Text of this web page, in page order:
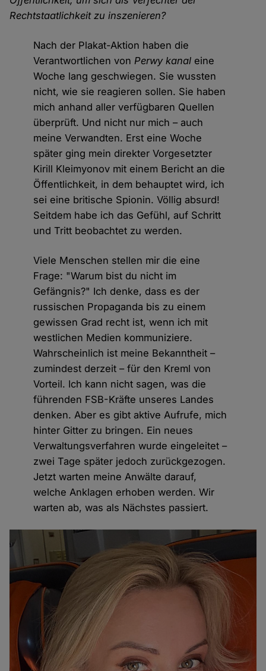
Rechtstaatlichkeit zu inszenieren?
Nach der Plakat-Aktion haben die
Verantwortlichen vonPerwy kanal eine
Woche lang geschwiegen. Sie wussten
nicht, wie sie reagieren sollen. Sie haben
mich anhand aller verfügbaren Quellen
überprüft. Und nicht nur mich – auch
meine Verwandten. Erst eine Woche
später ging mein direkter Vorgesetzter
Kirill Kleimyonov mit einem Bericht an die
Öffentlichkeit, in dem behauptet wird, ich
sei eine britische Spionin. Völlig absurd!
Seitdem habe ich das Gefühl, auf Schritt
und Tritt beobachtet zu werden.
Viele Menschen stellen mir die eine
Frage: "Warum bist du nicht im
Gefängnis?" Ich denke, dass es der
russischen Propaganda bis zu einem
gewissen Grad recht ist, wenn ich mit
westlichen Medien kommuniziere.
Wahrscheinlich ist meine Bekanntheit –
zumindest derzeit – für den Kreml von
Vorteil. Ich kann nicht sagen, was die
führenden FSB-Kräfte unseres Landes
denken. Aber es gibt aktive Aufrufe, mich
hinter Gitter zu bringen. Ein neues
Verwaltungsverfahren wurde eingeleitet –
zwei Tage später jedoch zurückgezogen.
Jetzt warten meine Anwälte darauf,
welche Anklagen erhoben werden. Wir
warten ab, was als Nächstes passiert.